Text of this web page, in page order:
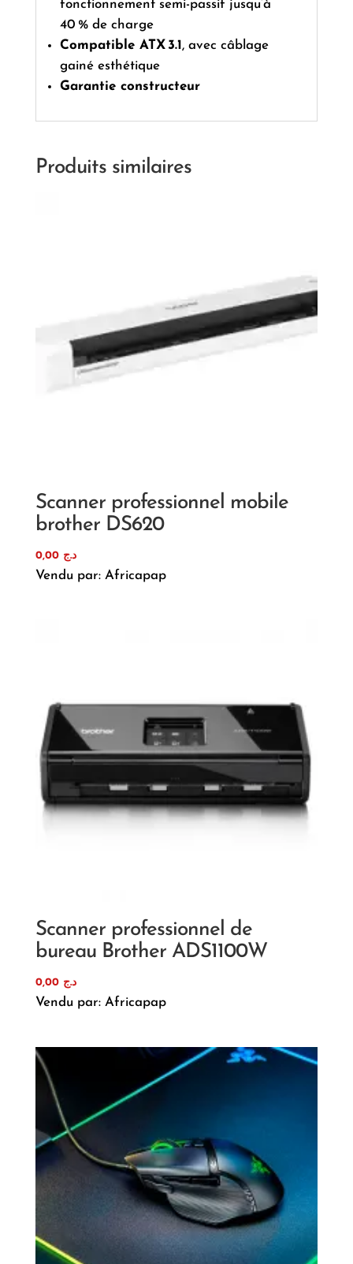
fonctionnement semi-passif jusqu’à
40 % de charge
Compatible ATX 3.1 , avec câblage
gainé esthétique
Garantie constructeur
Produits similaires
Scanner professionnel mobile
brother DS620
د.ج 0,00
Vendu par: Africapap
Scanner professionnel de
bureau Brother ADS1100W
د.ج 0,00
Vendu par: Africapap